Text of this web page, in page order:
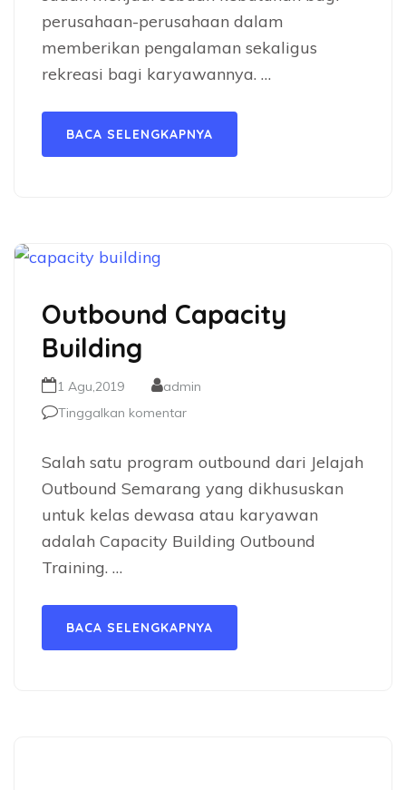
perusahaan-perusahaan dalam
memberikan pengalaman sekaligus
rekreasi bagi karyawannya. …
BACA SELENGKAPNYA
Outbound Capacity
Building
1 Agu,2019
admin
Tinggalkan komentar
Salah satu program outbound dari Jelajah
Outbound Semarang yang dikhususkan
untuk kelas dewasa atau karyawan
adalah Capacity Building Outbound
Training. …
BACA SELENGKAPNYA